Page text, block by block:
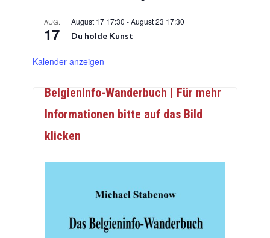
AUG.
17
August 17 17:30 -August 23 17:30
Du holde Kunst
Kalender anzeigen
Belgieninfo-Wanderbuch | Für mehr
Informationen bitte auf das Bild
klicken